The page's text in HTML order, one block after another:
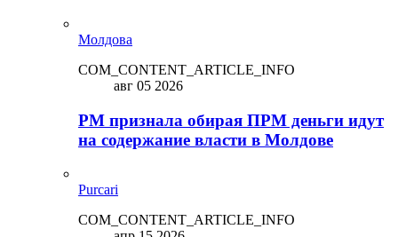
Молдова
COM_CONTENT_ARTICLE_INFO
авг 05 2026
PM признала обирая ПРМ деньги идут
на содержание власти в Молдове
Purcari
COM_CONTENT_ARTICLE_INFO